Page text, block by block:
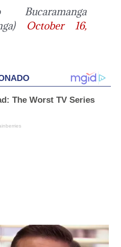
October 16,